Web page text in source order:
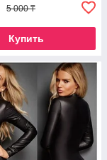
5 000 ₸
Купить